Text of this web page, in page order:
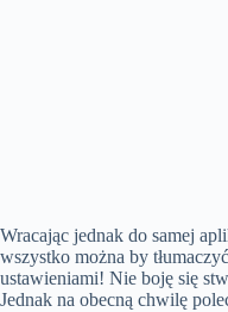
Wracając jednak do samej
wszystko można by
ustawieniami! Nie boję się
Jednak na obecną chwilę